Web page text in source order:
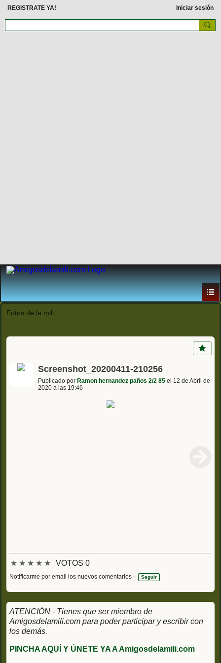
REGISTRATE YA! Iniciar sesión
Fotos de la mili
Screenshot_20200411-210256
Publicado por Ramon hernandez paños 2/2 85 el 12 de Abril de
2020 a las 19:46
★ ★ ★ ★ ★ VOTOS 0
Notificarme por email los nuevos comentarios – Seguir
ATENCIÓN - Tienes que ser miembro de
Amigosdelamili.com para poder participar y escribir con
los demás.
PINCHA AQUÍ Y ÚNETE YA A Amigosdelamili.com